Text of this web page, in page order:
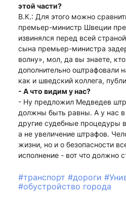
этой части?
В.К.: Для этого можно
премьер-министр Швеции
извинялся перед всей
сына премьер-министра
волну», мол, да вы знаете,
дополнительно оштрафовали
как и шведский коллега,
- А что видим у нас?
- Ну предложил Медведев
должны быть равны. А у нас
другие судебные процедуры
а не увеличение штрафов.
жизни, но и о безопасности
исполнение - вот что должно
#транспорт #дороги
#обустройство города